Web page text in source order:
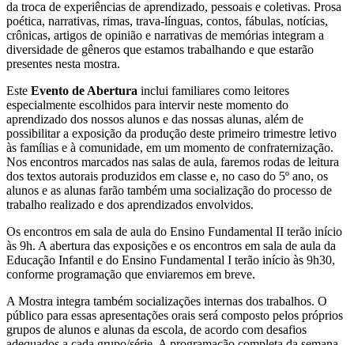
da troca de experiências de aprendizado, pessoais e coletivas. Prosa
poética, narrativas, rimas, trava-línguas, contos, fábulas, notícias,
crônicas, artigos de opinião e narrativas de memórias integram a
diversidade de gêneros que estamos trabalhando e que estarão
presentes nesta mostra.
Este Evento de Abertura inclui familiares como leitores
especialmente escolhidos para intervir neste momento do
aprendizado dos nossos alunos e das nossas alunas, além de
possibilitar a exposição da produção deste primeiro trimestre letivo
às famílias e à comunidade, em um momento de confraternização.
Nos encontros marcados nas salas de aula, faremos rodas de leitura
dos textos autorais produzidos em classe e, no caso do 5º ano, os
alunos e as alunas farão também uma socialização do processo de
trabalho realizado e dos aprendizados envolvidos.
Os encontros em sala de aula do Ensino Fundamental II terão início
às 9h. A abertura das exposições e os encontros em sala de aula da
Educação Infantil e do Ensino Fundamental I terão início às 9h30,
conforme programação que enviaremos em breve.
A Mostra integra também socializações internas dos trabalhos. O
público para essas apresentações orais será composto pelos próprios
grupos de alunos e alunas da escola, de acordo com desafios